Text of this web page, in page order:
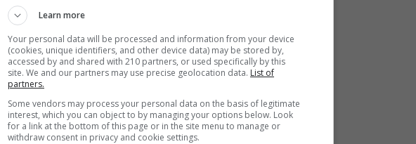
el parque temático cuenta con terroríficas
que avizoraras en las calles
durante todas las noches de tu estadía.
por scare actors, no solo en las
con acciones terroríficas que te harán
Learn more
Your personal data will be processed and information from your device
(cookies, unique identifiers, and other device data) may be stored by,
accessed by and shared with 210 partners, or used specifically by this
site. We and our partners may use precise geolocation data. List of
partners.
Some vendors may process your personal data on the basis of legitimate
interest, which you can object to by managing your options below. Look
for a link at the bottom of this page or in the site menu to manage or
withdraw consent in privacy and cookie settings.